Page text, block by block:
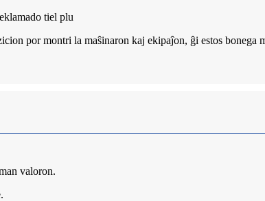
tiel plu
por montri la maŝinaron kaj ekipaĵon, ĝi estos
valoron.